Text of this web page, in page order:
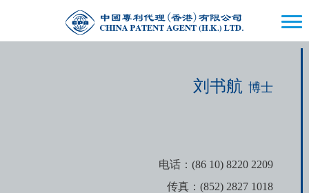
刘书航 博士
电话：(86 10) 8220 2209
传真：(852) 2827 1018